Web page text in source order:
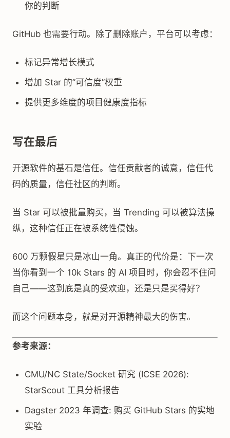
你的判断
GitHub 也需要行动。除了删除账户，平台可以考虑：
标记异常增长模式
增加 Star 的”可信度”权重
提供更多维度的项目健康度指标
写在最后
开源软件的基石是信任。信任贡献者的诚意，信任代
码的质量，信任社区的判断。
当 Star 可以被批量购买，当 Trending 可以被算法操
纵，这种信任正在被系统性侵蚀。
600 万颗假星只是冰山一角。真正的代价是：下一次
当你看到一个 10k Stars 的 AI 项目时，你会忍不住问
自己——这到底是真的受欢迎，还是只是买得好？
而这个问题本身，就是对开源精神最大的伤害。
参考来源：
CMU/NC State/Socket 研究 (ICSE 2026):
StarScout 工具分析报告
Dagster 2023 年调查: 购买 GitHub Stars 的实地
实验